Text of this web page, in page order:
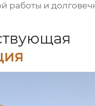
работы и